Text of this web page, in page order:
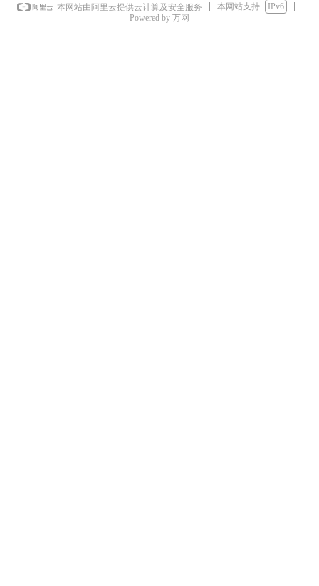
本网站由阿里云提供云计算及安全服务 本网站支持
IPv6
Powered by 万网